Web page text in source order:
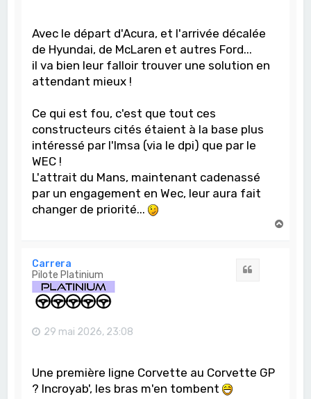
Avec le départ d'Acura, et l'arrivée décalée
de Hyundai, de McLaren et autres Ford...
il va bien leur falloir trouver une solution en
attendant mieux !
Ce qui est fou, c'est que tout ces
constructeurs cités étaient à la base plus
intéressé par l'Imsa (via le dpi) que par le
WEC !
L'attrait du Mans, maintenant cadenassé
par un engagement en Wec, leur aura fait
changer de priorité...
Carrera
Pilote Platinium
29 mai 2026, 23:08
Une première ligne Corvette au Corvette GP
? Incroyab', les bras m'en tombent